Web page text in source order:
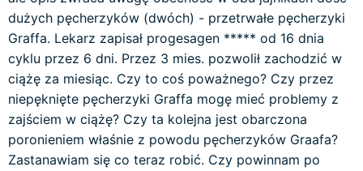
dużych pęcherzyków (dwóch) - przetrwałe pęcherzyki
Graffa. Lekarz zapisał progesagen ***** od 16 dnia
cyklu przez 6 dni. Przez 3 mies. pozwolił zachodzić w
ciążę za miesiąc. Czy to coś poważnego? Czy przez
niepęknięte pęcherzyki Graffa mogę mieć problemy z
zajściem w ciążę? Czy ta kolejna jest obarczona
poronieniem właśnie z powodu pęcherzyków Graafa?
Zastanawiam się co teraz robić. Czy powinnam po